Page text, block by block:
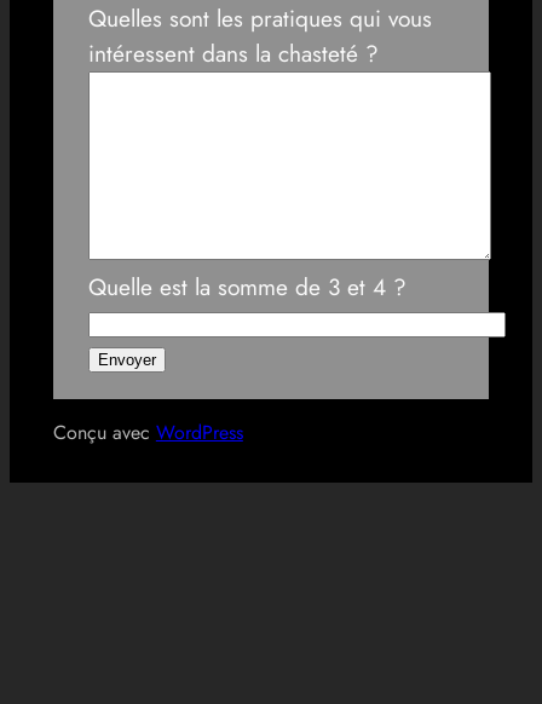
Quelles sont les pratiques qui vous
intéressent dans la chasteté ?
Quelle est la somme de 3 et 4 ?
Conçu avec WordPress